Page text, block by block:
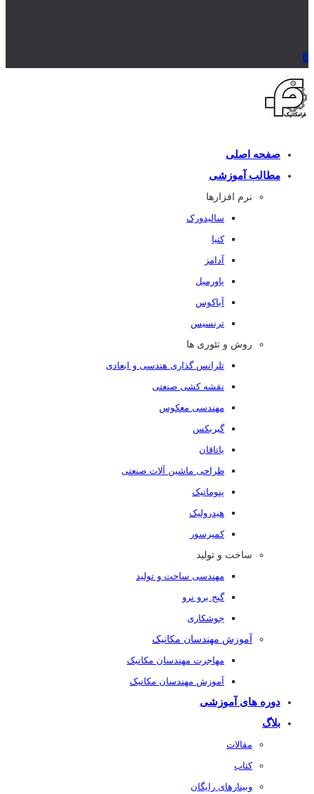
0
صفحه اصلی
مطالب آموزشی
نرم افزارها
سالیدورک
کتیا
آدامز
پاورمیل
آباکوس
ترنسیس
روش و تئوری ها
تلرانس گذاری هندسی و ابعادی
نقشه کشی صنعتی
مهندسی معکوس
گیربکس
یاتاقان
طراحی ماشین آلات صنعتی
پنوماتیک
هیدرولیک
کمپرسور
ساخت و تولید
مهندسی ساخت و تولید
گیج برو نرو
جوشکاری
آموزش مهندسان مکانیک
مهاجرت مهندسان مکانیک
آموزش مهندسان مکانیک
دوره های آموزشی
بلاگ
مقالات
کتاب
وبینارهای رایگان